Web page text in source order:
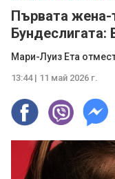
Първата жена-
Бундеслигата:
Мари-Луиз Ета
13:44 | 11 май 2026 г.